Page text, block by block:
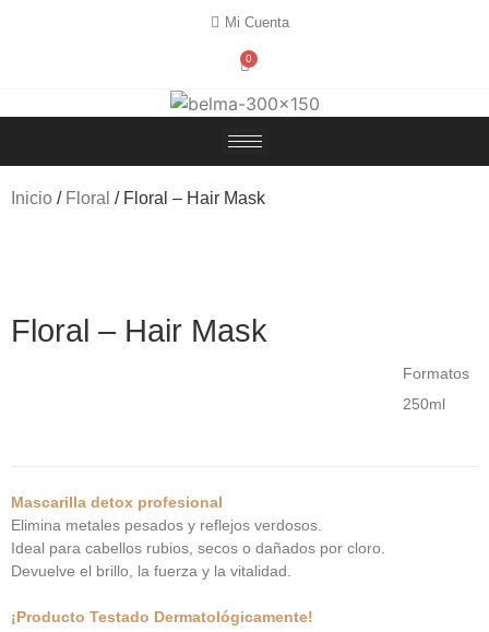
Mi Cuenta
0
Inicio / Floral / Floral – Hair Mask
Floral – Hair Mask
Formatos
250ml
Mascarilla detox profesional
Elimina metales pesados y reflejos verdosos.
Ideal para cabellos rubios, secos o dañados por cloro.
Devuelve el brillo, la fuerza y la vitalidad.
¡Producto Testado Dermatológicamente!